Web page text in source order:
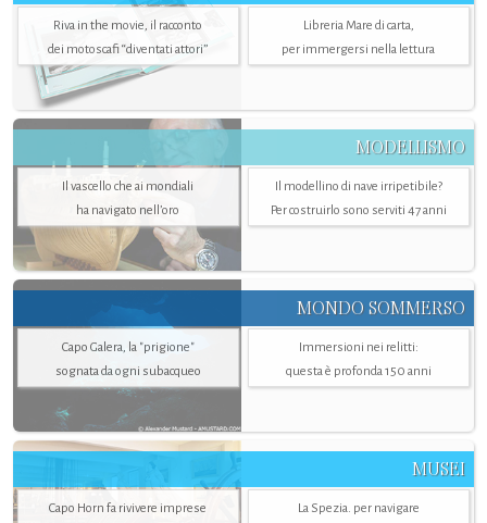
Riva in the movie, il racconto
dei motoscafi “diventati attori”
Libreria Mare di carta,
per immergersi nella lettura
MODELLISMO
Il vascello che ai mondiali
ha navigato nell’oro
Il modellino di nave irripetibile?
Per costruirlo sono serviti 47 anni
MONDO SOMMERSO
Capo Galera, la "prigione"
sognata da ogni subacqueo
Immersioni nei relitti:
questa è profonda 150 anni
MUSEI
Capo Horn fa rivivere imprese
La Spezia. per navigare